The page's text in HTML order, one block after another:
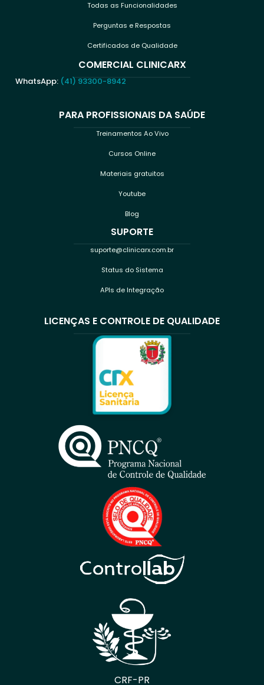
Todas as Funcionalidades
Perguntas e Respostas
Certificados de Qualidade
COMERCIAL CLINICARX
WhatsApp: (41) 93300-8942
PARA PROFISSIONAIS DA SAÚDE
Treinamentos Ao Vivo
Cursos Online
Materiais gratuitos
Youtube
Blog
SUPORTE
suporte@clinicarx.com.br
Status do Sistema
APIs de Integração
LICENÇAS E CONTROLE DE QUALIDADE